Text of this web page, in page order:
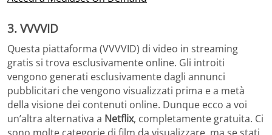
3. VVVVID
Questa piattaforma (VVVVID) di video in streaming
gratis si trova esclusivamente online. Gli introiti
vengono generati esclusivamente dagli annunci
pubblicitari che vengono visualizzati prima e a metà
della visione dei contenuti online. Dunque ecco a voi
un’altra alternativa a Netflix, completamente gratuita. Ci